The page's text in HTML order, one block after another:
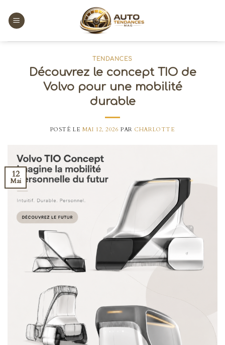
content
TENDANCES
Découvrez le concept TIO de
Volvo pour une mobilité
durable
POSTÉ LE MAI 12, 2026 PAR CHARLOTTE
12
Mai